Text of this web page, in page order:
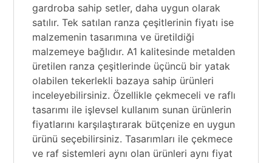
gardroba sahip setler, daha uygun olarak
satılır. Tek satılan ranza çeşitlerinin fiyatı ise
malzemenin tasarımına ve üretildiği
malzemeye bağlıdır. A1 kalitesinde metalden
üretilen ranza çeşitlerinde üçüncü bir yatak
olabilen tekerlekli bazaya sahip ürünleri
inceleyebilirsiniz. Özellikle çekmeceli ve raflı
tasarımı ile işlevsel kullanım sunan ürünlerin
fiyatlarını karşılaştırarak bütçenize en uygun
ürünü seçebilirsiniz. Tasarımları ile çekmece
ve raf sistemleri aynı olan ürünleri aynı fiyat